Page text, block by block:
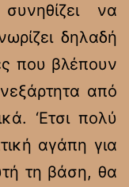
να
δηλαδή
που βλέπουν
από
‘Ετσι πολύ
αγάπη για
τη βάση, θα